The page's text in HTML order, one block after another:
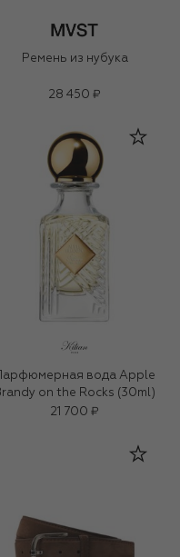
Ремень из нубука
28 450 ₽
Парфюмерная вода Apple
on the Rocks (30ml)
21 700 ₽